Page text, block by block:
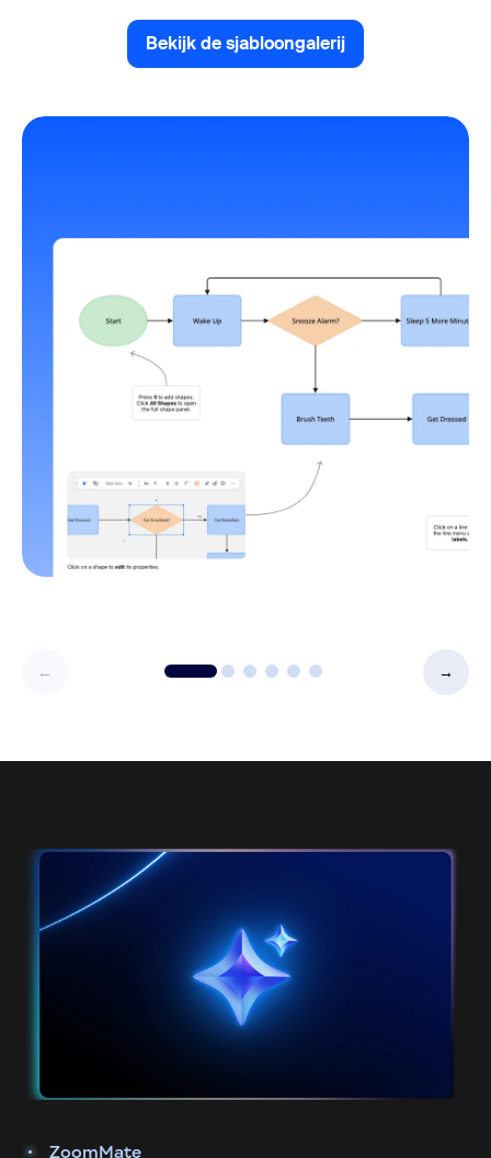
Bekijk de sjabloongalerij
Bekijk de sjabloongalerij
ZoomMate